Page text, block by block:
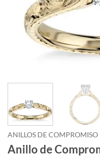
ANILLOS DE COMPROMISO
Anillo de